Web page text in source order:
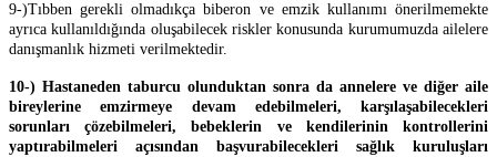
9-)Tıbben gerekli olmadıkça biberon ve emzik kullanımı önerilmemekte
ayrıca kullanıldığında oluşabilecek riskler konusunda kurumumuzda ailelere
danışmanlık hizmeti verilmektedir.
10-) Hastaneden taburcu olunduktan sonra da annelere ve diğer aile
bireylerine emzirmeye devam edebilmeleri, karşılaşabilecekleri
sorunları çözebilmeleri, bebeklerin ve kendilerinin kontrollerini
yaptırabilmeleri açısından başvurabilecekleri sağlık kuruluşları